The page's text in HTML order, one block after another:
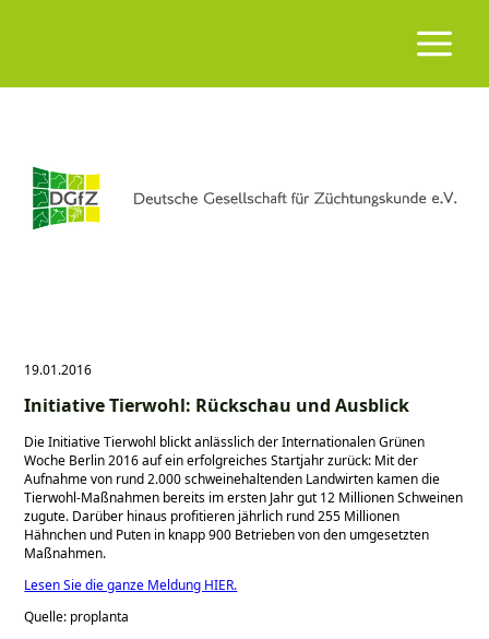
19.01.2016
Initiative Tierwohl: Rückschau und Ausblick
Die Initiative Tierwohl blickt anlässlich der Internationalen Grünen
Woche Berlin 2016 auf ein erfolgreiches Startjahr zurück: Mit der
Aufnahme von rund 2.000 schweinehaltenden Landwirten kamen die
Tierwohl-Maßnahmen bereits im ersten Jahr gut 12 Millionen Schweinen
zugute. Darüber hinaus profitieren jährlich rund 255 Millionen
Hähnchen und Puten in knapp 900 Betrieben von den umgesetzten
Maßnahmen.
Lesen Sie die ganze Meldung HIER.
Quelle: proplanta